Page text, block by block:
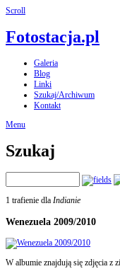
Scroll
Fotostacja.pl
Galeria
Blog
Linki
Szukaj/Archiwum
Kontakt
Menu
Szukaj
1 trafienie dla Indianie
Wenezuela 2009/2010
W albumie znajdują się zdjęcia z